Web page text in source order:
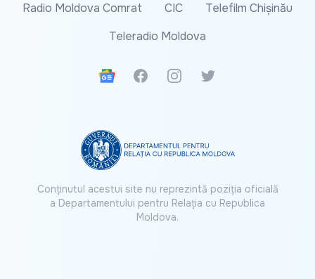
Radio Moldova Comrat
CIC
Telefilm Chișinău
Teleradio Moldova
Google News
FacebookInstagramTwitter
Conținutul acestui site nu reprezintă poziția oficială
a Departamentului pentru Relația cu Republica
Moldova.